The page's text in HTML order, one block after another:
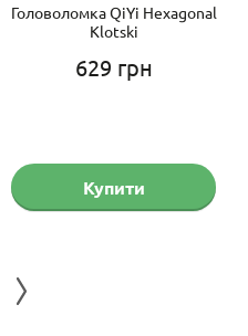
Головоломка QiYi Hexagonal
Klotski
629 грн
Купити